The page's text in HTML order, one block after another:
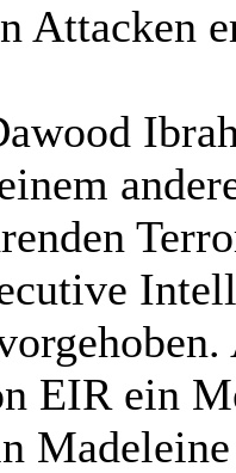
Attacken
EIR ein